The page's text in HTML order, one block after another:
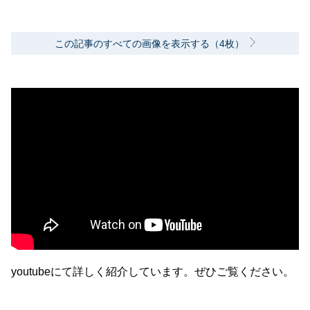
この記事のすべての画像を表示する（4枚）
youtubeにて詳しく紹介しています。ぜひご覧ください。